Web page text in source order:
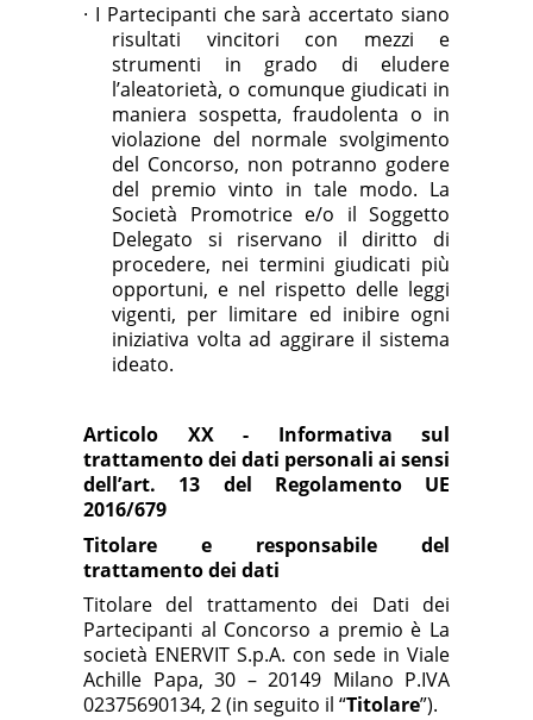
· I Partecipanti che sarà accertato siano
risultati vincitori con mezzi e
strumenti in grado di eludere
l’aleatorietà, o comunque giudicati in
maniera sospetta, fraudolenta o in
violazione del normale svolgimento
del Concorso, non potranno godere
del premio vinto in tale modo. La
Società Promotrice e/o il Soggetto
Delegato si riservano il diritto di
procedere, nei termini giudicati più
opportuni, e nel rispetto delle leggi
vigenti, per limitare ed inibire ogni
iniziativa volta ad aggirare il sistema
ideato.
Articolo XX - Informativa sul
trattamento dei dati personali ai sensi
dell’art. 13 del Regolamento UE
2016/679
Titolare e responsabile del
trattamento dei dati
Titolare del trattamento dei Dati dei
Partecipanti al Concorso a premio è La
società ENERVIT S.p.A. con sede in Viale
Achille Papa, 30 – 20149 Milano P.IVA
02375690134, 2(in seguito il “Titolare”).